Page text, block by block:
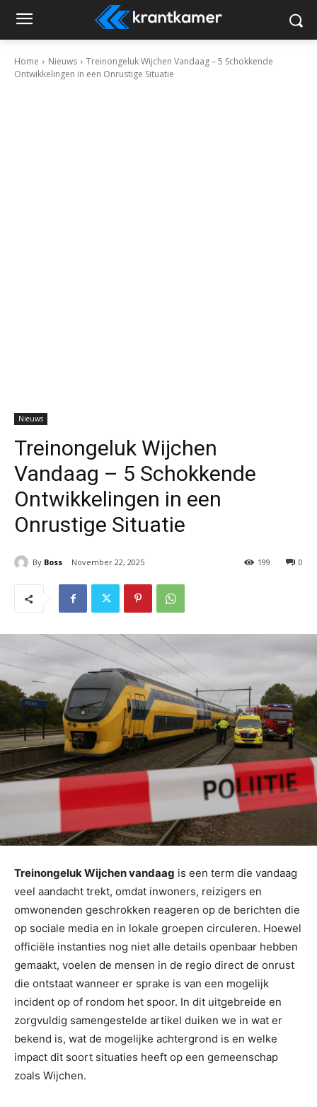
Home Nieuws
Treinongeluk Wijchen Vandaag – 5 Schokkende
Ontwikkelingen in een Onrustige Situatie
Nieuws
Treinongeluk Wijchen
Vandaag – 5 Schokkende
Ontwikkelingen in een
Onrustige Situatie
By Boss November 22, 2025 0
199
Treinongeluk Wijchen vandaag is een term die vandaag
veel aandacht trekt, omdat inwoners, reizigers en
omwonenden geschrokken reageren op de berichten die
op sociale media en in lokale groepen circuleren. Hoewel
officiële instanties nog niet alle details openbaar hebben
gemaakt, voelen de mensen in de regio direct de onrust
die ontstaat wanneer er sprake is van een mogelijk
incident op of rondom het spoor. In dit uitgebreide en
zorgvuldig samengestelde artikel duiken we in wat er
bekend is, wat de mogelijke achtergrond is en welke
impact dit soort situaties heeft op een gemeenschap
zoals Wijchen.